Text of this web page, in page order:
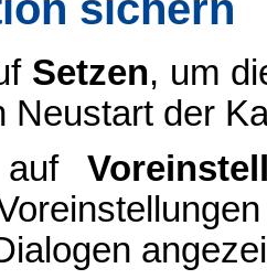
Setzen, um
Neustart der
auf